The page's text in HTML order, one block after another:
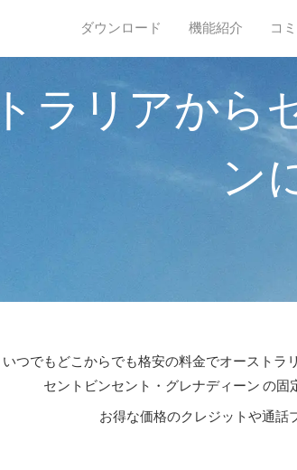
ダウンロード 機能紹介 コ
ラリアから
ン
いつでもどこからでも格安の料金でオーストラ
セントビンセント・グレナディーン の固
お得な価格のクレジットや通話